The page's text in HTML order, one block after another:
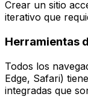
Crear un sitio
iterativo que
Herramientas
Todos los
Edge, Safari)
integradas que